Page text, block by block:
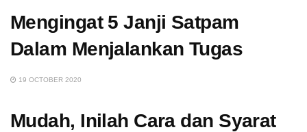
Mengingat 5 Janji Satpam
Dalam Menjalankan Tugas
19 OCTOBER 2020
Mudah, Inilah Cara dan Syarat